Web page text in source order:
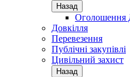
Назад
Довкілля
Перевезення
Публічні закупівлі
Цивільний захист
Назад